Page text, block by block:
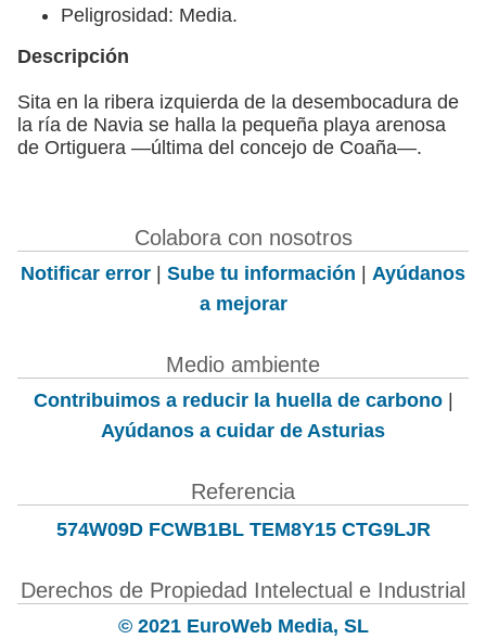
Peligrosidad: Media.
Descripción
Sita en la ribera izquierda de la desembocadura de
la ría de Navia se halla la pequeña playa arenosa
de Ortiguera —última del concejo de Coaña—.
Colabora con nosotros
Notificar error | Sube tu información | Ayúdanos
a mejorar
Medio ambiente
Contribuimos a reducir la huella de carbono|
Ayúdanos a cuidar de Asturias
Referencia
574W09D FCWB1BL TEM8Y15 CTG9LJR
Derechos de Propiedad Intelectual e Industrial
© 2021 EuroWeb Media, SL